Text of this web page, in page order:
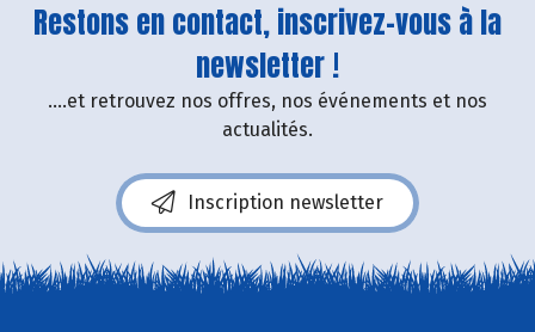
Restons en contact, inscrivez-vous à la
newsletter !
....et retrouvez nos offres, nos événements et nos
actualités.
Inscription newsletter